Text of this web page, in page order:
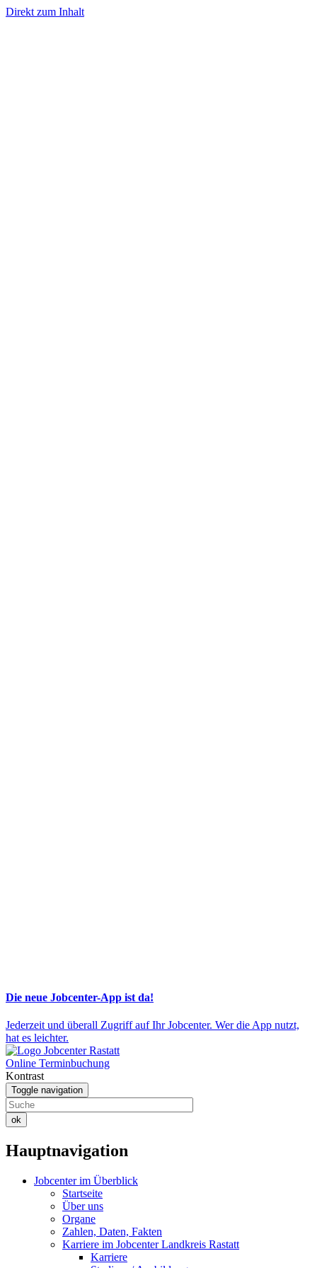
Direkt zum Inhalt
Die neue Jobcenter-App ist da!
Jederzeit und überall Zugriff auf Ihr Jobcenter. Wer die App nutzt,
hat es leichter.
Online Terminbuchung
Kontrast
Toggle navigation
ok
Hauptnavigation
Jobcenter im Überblick
Startseite
Über uns
Organe
Zahlen, Daten, Fakten
Karriere im Jobcenter Landkreis Rastatt
Karriere